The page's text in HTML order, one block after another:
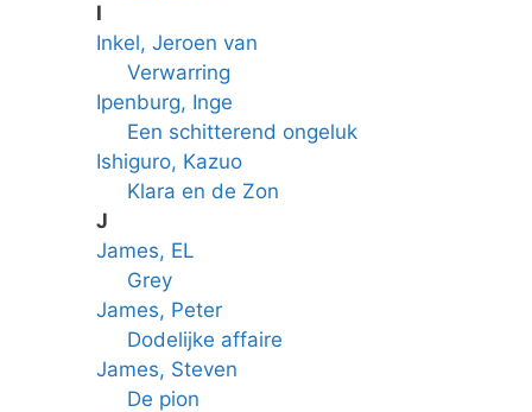
I
Inkel, Jeroen van
Verwarring
Ipenburg, Inge
Een schitterend ongeluk
Ishiguro, Kazuo
Klara en de Zon
J
James, EL
Grey
James, Peter
Dodelijke affaire
James, Steven
De pion